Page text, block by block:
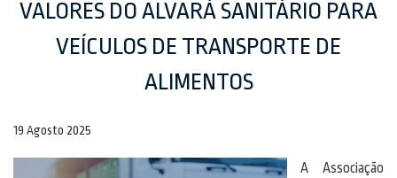
VALORES DO ALVARÁ SANITÁRIO PARA
VEÍCULOS DE TRANSPORTE DE
ALIMENTOS
19 Agosto 2025
A Associação